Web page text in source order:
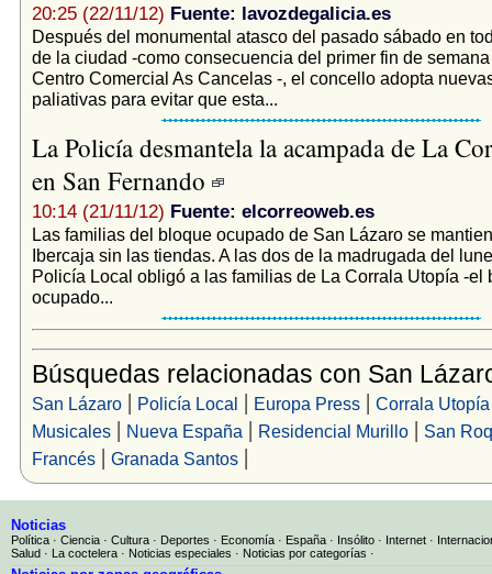
20:25 (22/11/12) Fuente: lavozdegalicia.es
Después del monumental atasco del pasado sábado en
de la ciudad -como consecuencia del primer fin de
Centro Comercial As Cancelas -, el concello adopta
paliativas para evitar que esta...
La Policía desmantela la acampada de La
en San Fernando
10:14 (21/11/12) Fuente: elcorreoweb.es
Las familias del bloque ocupado de San Lázaro se
Ibercaja sin las tiendas. A las dos de la madrugada del
Policía Local obligó a las familias de La Corrala Utopía -el
ocupado...
Búsquedas relacionadas con San
San Lázaro| Policía Local | Europa Press| Corrala Utopía
Musicales| Nueva España | Residencial Murillo| San
Francés| Granada Santos|
Noticias
Política · Ciencia · Cultura · Deportes · Economía · España · Insólito · Internet ·
Salud · La coctelera · Noticias especiales · Noticias por categorías ·